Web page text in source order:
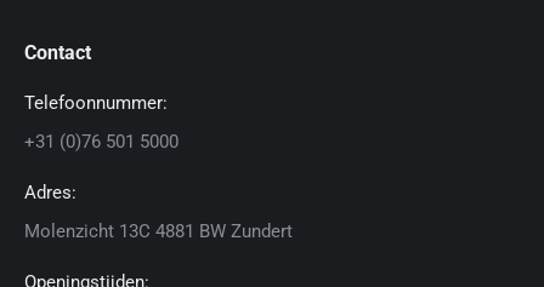
Contact
Telefoonnummer:
+31 (0)76 501 5000
Adres:
Molenzicht 13C 4881 BW Zundert
Openingstijden: